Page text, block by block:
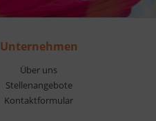
Unternehmen
Über uns
Stellenangebote
Kontaktformular